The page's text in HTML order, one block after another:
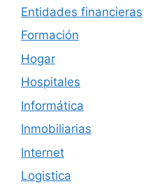
Entidades financieras
Formación
Hogar
Hospitales
Informática
Inmobiliarias
Internet
Logistica